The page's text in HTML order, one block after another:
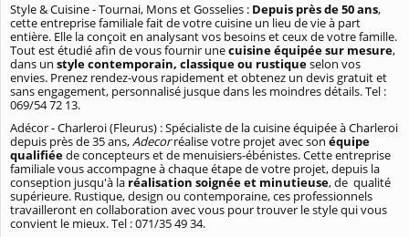
Style & Cuisine - Tournai, Mons et Gosselies : Depuis près de 50 ans,
cette entreprise familiale fait de votre cuisine un lieu de vie à part
entière. Elle la conçoit en analysant vos besoins et ceux de votre famille.
Tout est étudié afin de vous fournir unecuisine équipée sur mesure,
dans un style contemporain, classique ou rustiqueselon vos
envies. Prenez rendez-vous rapidement et obtenez un devis gratuit et
sans engagement, personnalisé jusque dans les moindres détails. Tel :
069/54 72 13.
Adécor - Charleroi (Fleurus) : Spécialiste de la cuisine équipée à Charleroi
depuis près de 35 ans,Adecorréalise votre projet avec son équipe
qualifiéede concepteurs et de menuisiers-ébénistes. Cette entreprise
familiale vous accompagne à chaque étape de votre projet, depuis la
conseption jusqu'à la réalisation soignée et minutieuse, de qualité
supérieure. Rustique, design ou contemporaine, ces professionnels
travailleront en collaboration avec vous pour trouver le style qui vous
convient le mieux. Tel : 071/35 49 34.